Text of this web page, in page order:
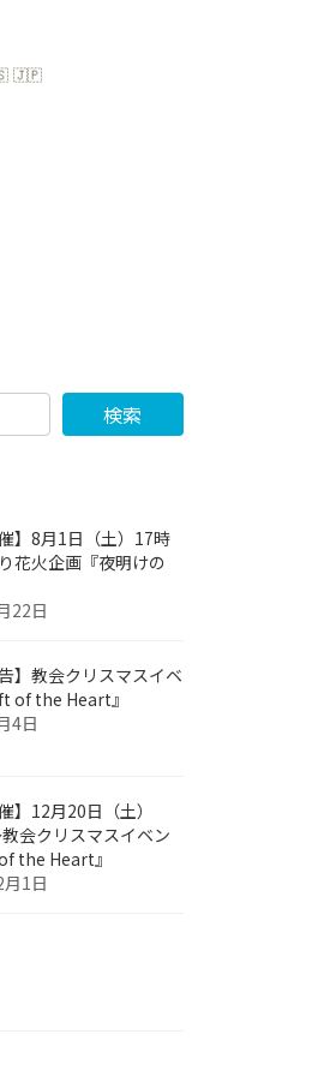
検索
催】8月1日（土）17時
花火企画『夜明けの
22日
告】教会クリスマスイベ
of the Heart』
4日
】12月20日（土）
会クリスマスイベン
the Heart』
1日